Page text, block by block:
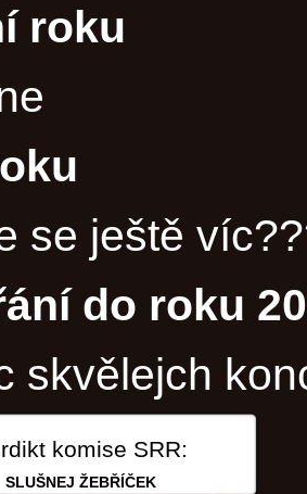
roku
se ještě
do roku
skvělejch
komise SRR:
SLUŠNEJ ŽEBŘÍČEK